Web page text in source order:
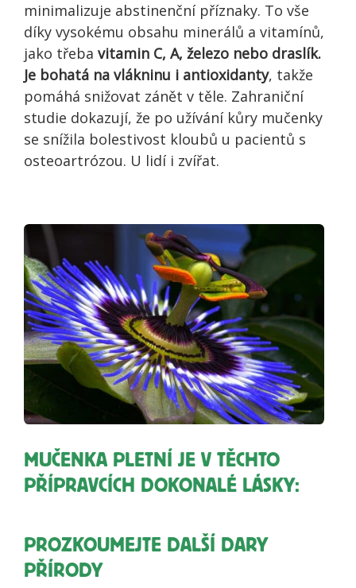
minimalizuje abstinenční příznaky. To vše
díky vysokému obsahu minerálů a vitamínů,
jako třeba vitamin C, A, železo nebo draslík.
Je bohatá na vlákninu i antioxidanty, takže
pomáhá snižovat zánět v těle. Zahraniční
studie dokazují, že po užívání kůry mučenky
se snížila bolestivost kloubů u pacientů s
osteoartrózou. U lidí i zvířat.
MUČENKA PLETNÍ JE V TĚCHTO
PŘÍPRAVCÍCH DOKONALÉ LÁSKY:
PROZKOUMEJTE DALŠÍ DARY
PŘÍRODY